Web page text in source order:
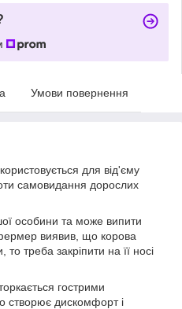
Умови повернення
для від'єму
самовидання дорослих
особини та може випити
виявив, що корова
треба закріпити на її носі
гострими
створює дискомфорт і